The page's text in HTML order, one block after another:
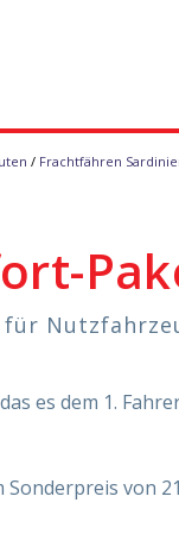
/ Frachtfähren
für
es dem 1.
Sonderpreis von